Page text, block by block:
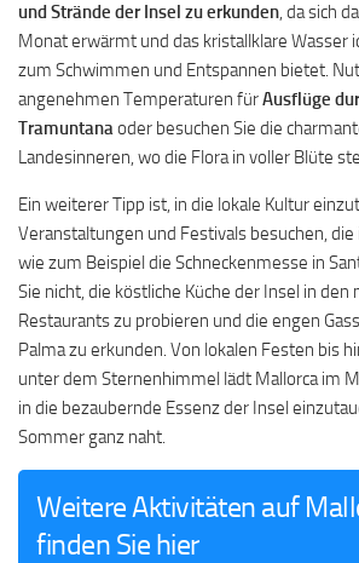
und Strände der Insel zu erkunden, da sich
Monat erwärmt und das kristallklare Wasser
zum Schwimmen und Entspannen bietet.
angenehmen Temperaturen fürAusflüge
Tramuntanaoder besuchen Sie die
Landesinneren, wo die Flora in voller Blüte
Ein weiterer Tipp ist, in die lokale Kultur
Veranstaltungen und Festivals besuchen,
wie zum Beispiel die Schneckenmesse in
Sie nicht, die köstliche Küche der Insel in den
Restaurants zu probieren und die engen
Palma zu erkunden. Von lokalen Festen bis
unter dem Sternenhimmel lädt Mallorca im
in die bezaubernde Essenz der Insel
Sommer ganz naht.
Weitere Aktivitäten auf
finden Sie hier